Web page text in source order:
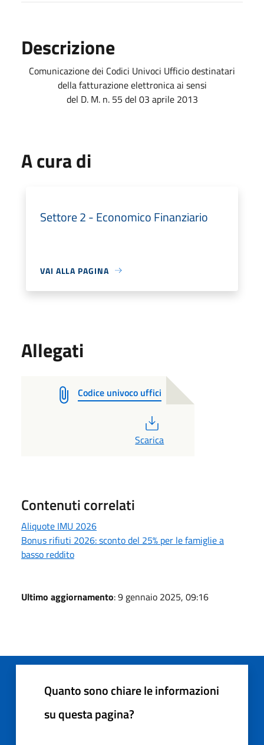
Descrizione
Comunicazione dei Codici Univoci Ufficio destinatari
della fatturazione elettronica ai sensi
del D. M. n. 55 del 03 aprile 2013
A cura di
Settore 2 - Economico Finanziario
VAI ALLA PAGINA
Allegati
Codice univoco uffici
Scarica
Contenuti correlati
Aliquote IMU 2026
Bonus rifiuti 2026: sconto del 25% per le famiglie a
basso reddito
Ultimo aggiornamento: 9 gennaio 2025, 09:16
Quanto sono chiare le informazioni
su questa pagina?